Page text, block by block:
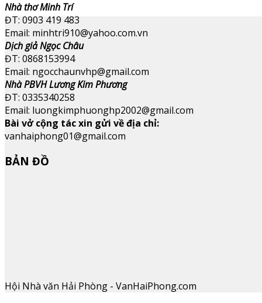
Nhà thơ Minh Trí
ĐT: 0903 419 483
Email: minhtri910@yahoo.com.vn
Dịch giả Ngọc Châu
ĐT: 0868153994
Email: ngocchaunvhp@gmail.com
Nhà PBVH Lương Kim Phương
ĐT: 0335340258
Email: luongkimphuonghp2002@gmail.com
Bài vở cộng tác xin gửi về địa chỉ:
vanhaiphong01@gmail.com
BẢN ĐỒ
Hội Nhà văn Hải Phòng - VanHaiPhong.com